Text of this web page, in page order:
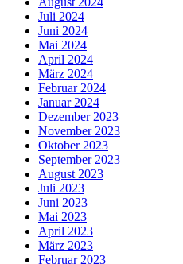
Juli 2024
Juni 2024
Mai 2024
April 2024
März 2024
Februar 2024
Januar 2024
Dezember 2023
November 2023
Oktober 2023
September 2023
August 2023
Juli 2023
Juni 2023
Mai 2023
April 2023
März 2023
Februar 2023